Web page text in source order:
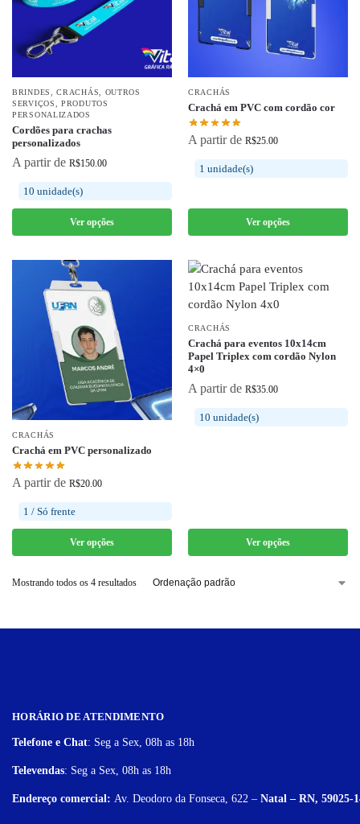
BRINDES ,CRACHÁS
OUTROS
SERVIÇOS
,PRODUTOS
PERSONALIZADOS
Cordões para crachas
personalizados
A partir de R$150.00
10 unidade(s)
Ver opções
CRACHÁS
Crachá em PVC com cordão cor
A partir de R$25.00
1 unidade(s)
Ver opções
CRACHÁS
Crachá em PVC personalizado
A partir de R$20.00
1 / Só frente
Ver opções
CRACHÁS
Crachá para eventos 10x14cm
Papel Triplex com cordão Nylon
4×0
A partir de R$35.00
10 unidade(s)
Ver opções
Mostrando todos os 4 resultados
HORÁRIO DE ATENDIMENTO
Telefone e Chat: Seg a Sex, 08h as 18h
Televendas: Seg a Sex, 08h as 18h
Endereço comercial: Av. Deodoro da Fonseca, 622 – Natal – RN, 59025-